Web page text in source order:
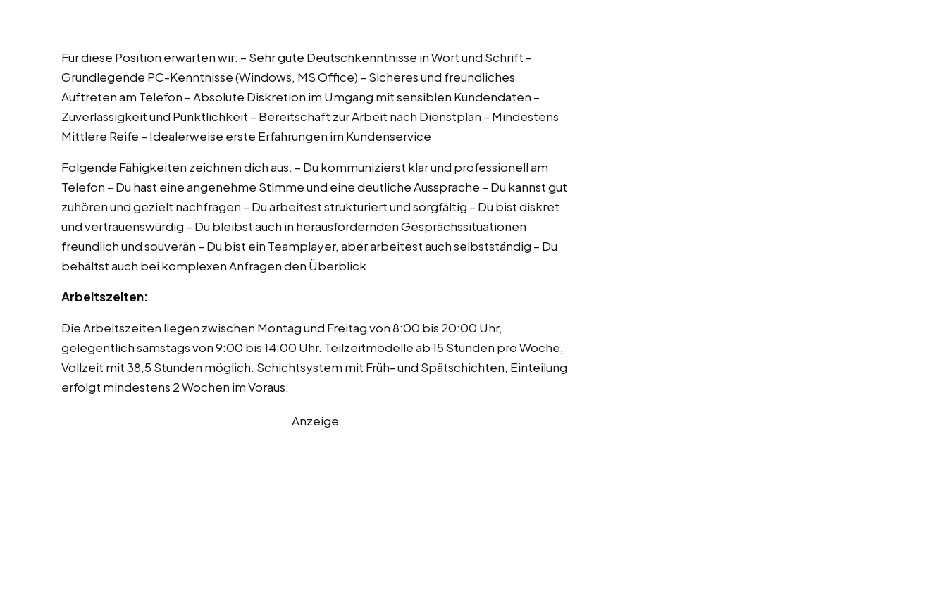
Für diese Position erwarten wir: – Sehr gute Deutschkenntnisse in Wort und Schrift –
Grundlegende PC-Kenntnisse (Windows, MS Office) – Sicheres und freundliches
Auftreten am Telefon – Absolute Diskretion im Umgang mit sensiblen Kundendaten –
Zuverlässigkeit und Pünktlichkeit – Bereitschaft zur Arbeit nach Dienstplan – Mindestens
Mittlere Reife – Idealerweise erste Erfahrungen im Kundenservice
Folgende Fähigkeiten zeichnen dich aus: – Du kommunizierst klar und professionell am
Telefon – Du hast eine angenehme Stimme und eine deutliche Aussprache – Du kannst gut
zuhören und gezielt nachfragen – Du arbeitest strukturiert und sorgfältig – Du bist diskret
und vertrauenswürdig – Du bleibst auch in herausfordernden Gesprächssituationen
freundlich und souverän – Du bist ein Teamplayer, aber arbeitest auch selbstständig – Du
behältst auch bei komplexen Anfragen den Überblick
Arbeitszeiten:
Die Arbeitszeiten liegen zwischen Montag und Freitag von 8:00 bis 20:00 Uhr,
gelegentlich samstags von 9:00 bis 14:00 Uhr. Teilzeitmodelle ab 15 Stunden pro Woche,
Vollzeit mit 38,5 Stunden möglich. Schichtsystem mit Früh- und Spätschichten, Einteilung
erfolgt mindestens 2 Wochen im Voraus.
Anzeige